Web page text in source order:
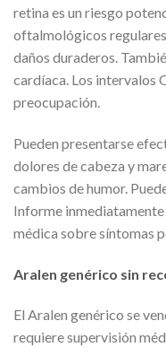
retina es un riesgo
oftalmológicos
daños duraderos.
cardíaca. Los intervalos
preocupación.
Pueden presentarse
dolores de cabeza y
cambios de humor.
Informe
médica sobre síntomas
Aralen genérico sin
El Aralen genérico se
requiere supervisión